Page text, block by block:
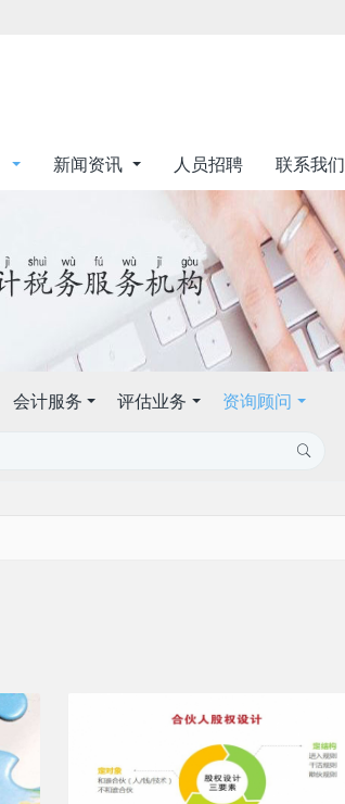
新闻资讯 人员招聘 联系我们
会计服务 评估业务 资询顾问